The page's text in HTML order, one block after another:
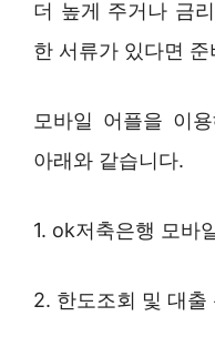
더 높게 주거나 금
한 서류가 있다면
모바일 어플을 이
아래와 같습니다.
1. ok저축은행 모바
2. 한도조회 및 대출